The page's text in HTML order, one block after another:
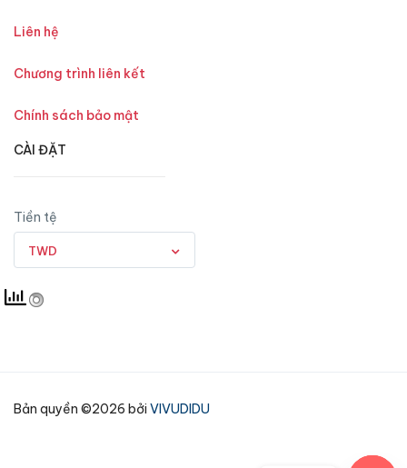
Liên hệ
Chương trình liên kết
Chính sách bảo mật
CÀI ĐẶT
Tiền tệ
TWD
Bản quyền ©2026 bởi VIVUDIDU